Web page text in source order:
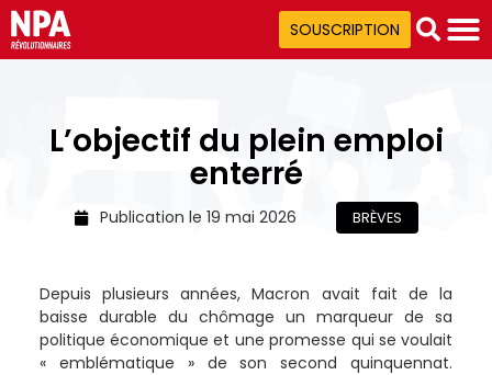
SOUSCRIPTION
L’objectif du plein emploi
enterré
Publication le19 mai 2026 BRÈVES
Depuis plusieurs années, Macron avait fait de la
baisse durable du chômage un marqueur de sa
politique économique et une promesse qui se voulait
« emblématique » de son second quinquennat.